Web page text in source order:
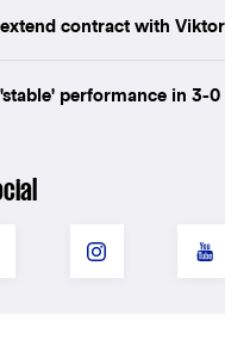
contract with
performance in 3-